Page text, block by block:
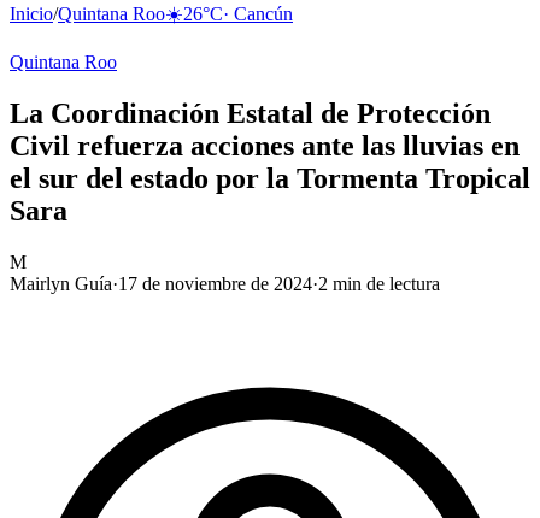
Inicio/Quintana Roo☀️26°C· Cancún
Quintana Roo
La Coordinación Estatal de Protección
Civil refuerza acciones ante las lluvias en
el sur del estado por la Tormenta Tropical
Sara
M
Mairlyn Guía·17 de noviembre de 2024·2 min de lectura